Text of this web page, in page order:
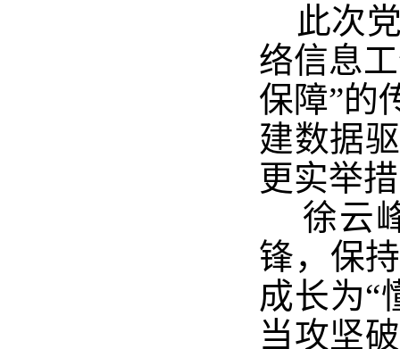
此次
络信息
保障”的
建数据
更实举
徐云
锋， 保
成长为“
当攻坚